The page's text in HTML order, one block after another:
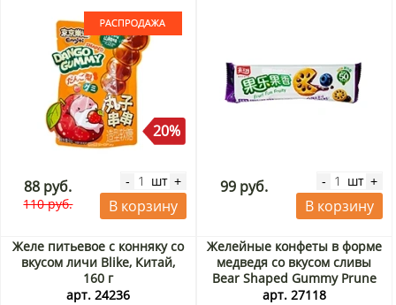
Срок до 12.09.2026.
Распродажа
20%
88 руб.
110 руб.
- шт +
В корзину
99 руб. - шт +
В корзину
Желе питьевое с конняку со
вкусом личи Blike, Китай,
160 г
арт. 24236
Желейные конфеты в форме
медведя со вкусом сливы
Bear Shaped Gummy Prune
Ennjoi Guandong Lefen,
арт. 27118